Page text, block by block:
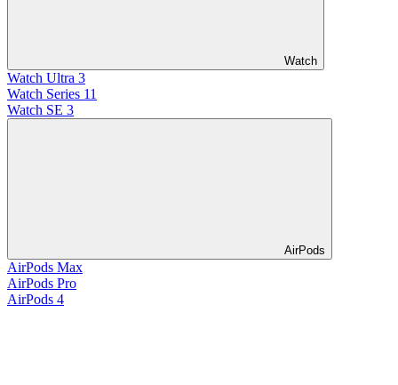
Watch
Watch Ultra 3
Watch Series 11
Watch SE 3
AirPods
AirPods Max
AirPods Pro
AirPods 4